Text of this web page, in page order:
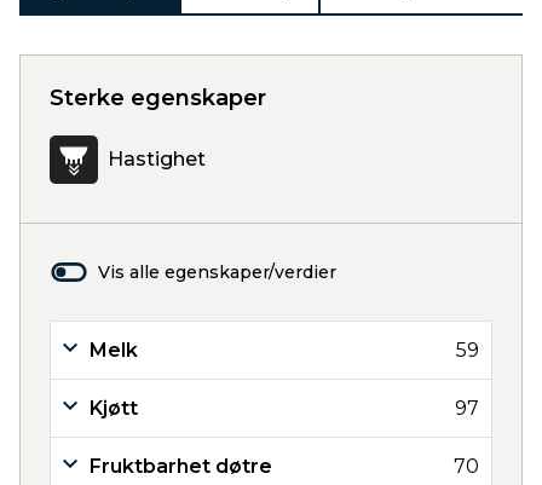
Sterke egenskaper
Hastighet
Vis alle egenskaper/verdier
Melk 59
Kjøtt 97
Fruktbarhet døtre 70